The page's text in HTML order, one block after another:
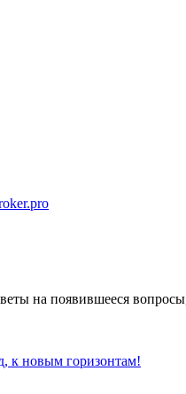
на появившееся
к новым горизонтам!